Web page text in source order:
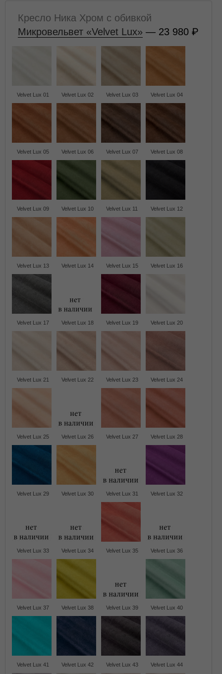
Кресло Ника Хром с обивкой
Микровельвет «Velvet Lux» — 23 980
Velvet Lux 01 Velvet Lux 02 Velvet Lux 03 Velvet Lux 04
Velvet Lux 05 Velvet Lux 06 Velvet Lux 07 Velvet Lux 08
Velvet Lux 09 Velvet Lux 10 Velvet Lux 11 Velvet Lux 12
Velvet Lux 13 Velvet Lux 14 Velvet Lux 15 Velvet Lux 16
Velvet Lux 17 Velvet Lux 18 Velvet Lux 19 Velvet Lux 20
Velvet Lux 21 Velvet Lux 22 Velvet Lux 23 Velvet Lux 24
Velvet Lux 25 Velvet Lux 26 Velvet Lux 27 Velvet Lux 28
Velvet Lux 29 Velvet Lux 30 Velvet Lux 31 Velvet Lux 32
Velvet Lux 33 Velvet Lux 34 Velvet Lux 35 Velvet Lux 36
Velvet Lux 37 Velvet Lux 38 Velvet Lux 39 Velvet Lux 40
Velvet Lux 41 Velvet Lux 42 Velvet Lux 43 Velvet Lux 44